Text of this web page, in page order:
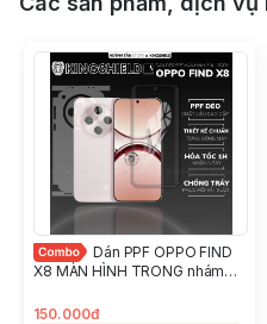
Dán PPF OPPO FIND
X8 MÀN HÌNH TRONG nhám
KINGSHIELD
150.000đ